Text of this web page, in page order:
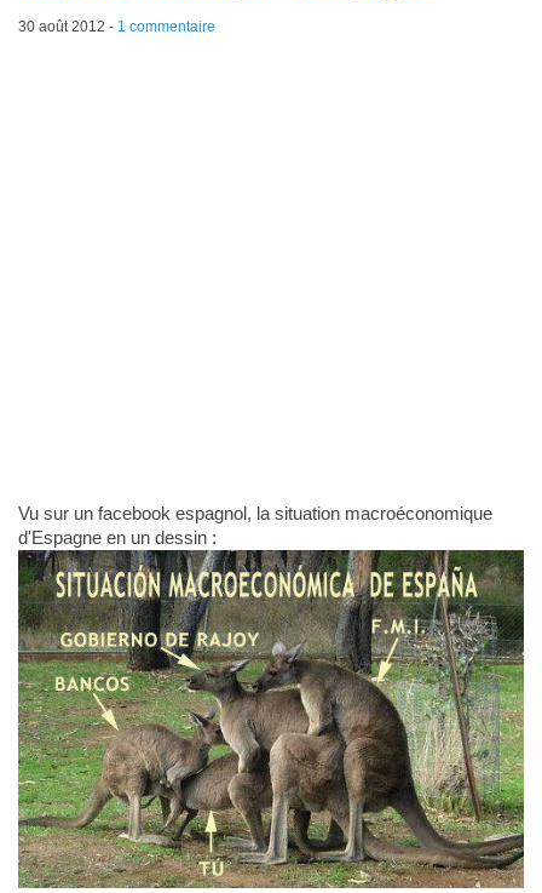
30 août 2012 - 1 commentaire
Vu sur un facebook espagnol, la situation macroéconomique
d'Espagne en un dessin :